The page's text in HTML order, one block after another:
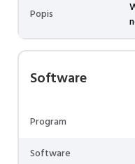
Popis
Software
Program
Software